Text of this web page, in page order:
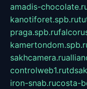
amadis-
kanotiforet.spb.ru
praga.spb.ru
sakhcamera.ru
controlweb1.ru
iron-snab.rucosta-